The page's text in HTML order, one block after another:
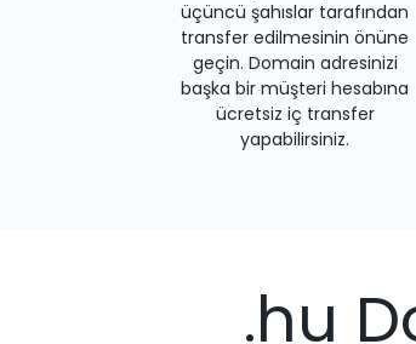
üçüncü şahıslar tarafından
transfer edilmesinin önüne
geçin. Domain adresinizi
başka bir müşteri hesabına
ücretsiz iç transfer
yapabilirsiniz.
.hu